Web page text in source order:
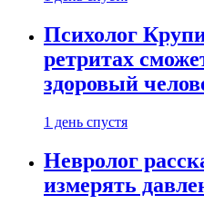
Психолог
ретритах
здоровый
1 день спустя
Невролог
измерять